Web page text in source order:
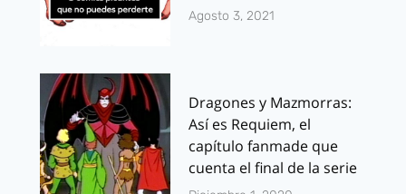
Agosto 3, 2021
Dragones y Mazmorras:
Así es Requiem, el
capítulo fanmade que
cuenta el final de la serie